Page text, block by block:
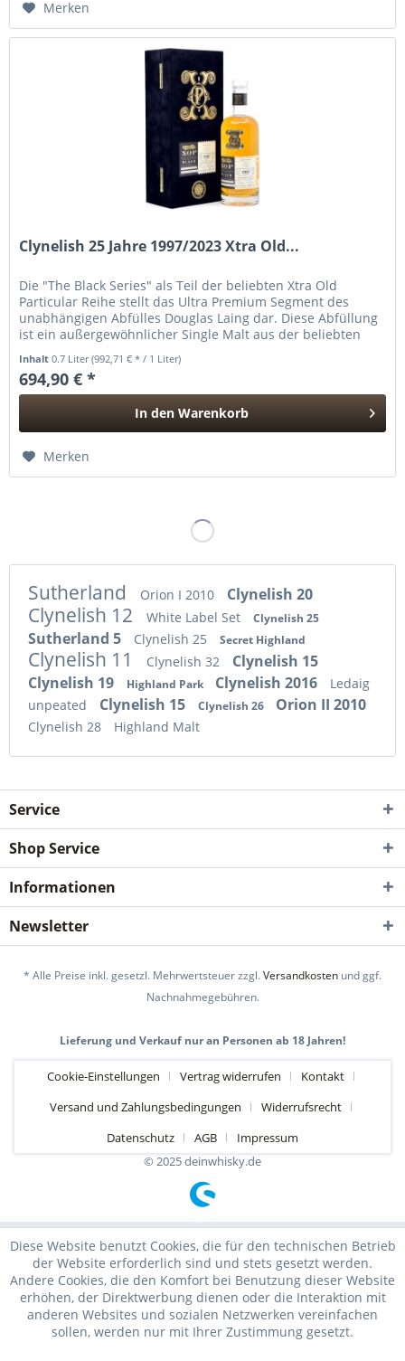
Merken
Clynelish 25 Jahre 1997/2023 Xtra Old...
Die "The Black Series" als Teil der beliebten Xtra Old
Particular Reihe stellt das Ultra Premium Segment des
unabhängigen Abfülles Douglas Laing dar. Diese Abfüllung
ist ein außergewöhnlicher Single Malt aus der beliebten
Inhalt0.7 Liter(992,71 € * / 1 Liter)
694,90 € *
In den Warenkorb
Merken
Sutherland Orion I 2010 Clynelish 20
Clynelish 12 White Label Set Clynelish 25
Sutherland 5 Clynelish 25 Secret Highland
Clynelish 11 Clynelish 32
Clynelish 15
Clynelish 19
Highland Park Clynelish 2016
Ledaig
unpeated
Clynelish 15 Clynelish 26 Orion II 2010
Clynelish 28 Highland Malt
Service
Shop Service
Informationen
Newsletter
* Alle Preise inkl. gesetzl. Mehrwertsteuer zzgl.Versandkosten und ggf.
Nachnahmegebühren.
Lieferung und Verkauf nur an Personen ab 18 Jahren!
Cookie-Einstellungen Vertrag widerrufen
Kontakt
Versand und Zahlungsbedingungen
Widerrufsrecht
Datenschutz
AGB
Impressum
© 2025 deinwhisky.de
Diese Website benutzt Cookies, die für den technischen Betrieb
der Website erforderlich sind und stets gesetzt werden.
Andere Cookies, die den Komfort bei Benutzung dieser Website
erhöhen, der Direktwerbung dienen oder die Interaktion mit
anderen Websites und sozialen Netzwerken vereinfachen
sollen, werden nur mit Ihrer Zustimmung gesetzt.